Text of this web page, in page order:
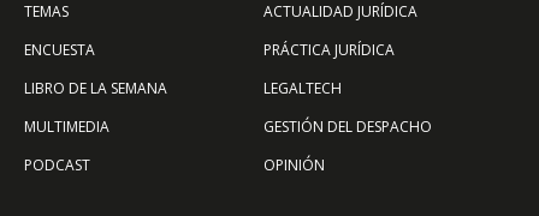
TEMAS
ENCUESTA
LIBRO DE LA SEMANA
MULTIMEDIA
PODCAST
ACTUALIDAD JURÍDICA
PRÁCTICA JURÍDICA
LEGALTECH
GESTIÓN DEL DESPACHO
OPINIÓN